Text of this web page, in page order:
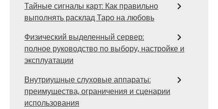
Тайные сигналы карт: Как правильно
выполнять расклад Таро на любовь
Физический выделенный сервер:
полное руководство по выбору, настройке и
эксплуатации
Внутриушные слуховые аппараты:
преимущества, ограничения и сценарии
использования